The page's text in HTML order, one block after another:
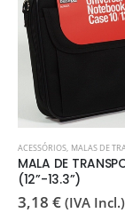
ACESSÓRIOS, MALAS DE
MALA DE
(12”-13.3”)
3,18 € (IVA Incl.)